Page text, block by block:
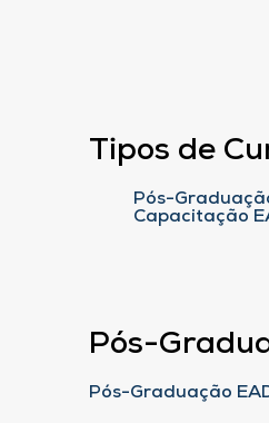
Tipos de
Pós-
Capacitação
Pós-
Pós-Graduação